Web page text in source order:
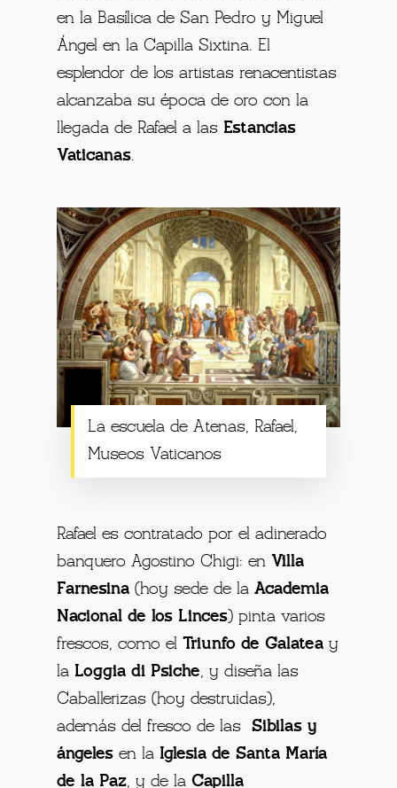
en la Basílica de San Pedro y Miguel
Ángel en la Capilla Sixtina. El
esplendor de los artistas renacentistas
alcanzaba su época de oro con la
llegada de Rafael a las Estancias
Vaticanas.
La escuela de Atenas, Rafael,
Museos Vaticanos
Rafael es contratado por el adinerado
banquero Agostino Chigi: en Villa
Farnesina (hoy sede de laAcademia
Nacional de los Linces) pinta varios
frescos, como elTriunfo de Galatea y
la Loggia di Psiche, y diseña las
Caballerizas (hoy destruidas),
además del fresco de lasSibilas y
ángeles en la Iglesia de Santa María
de la Paz, y de laCapilla